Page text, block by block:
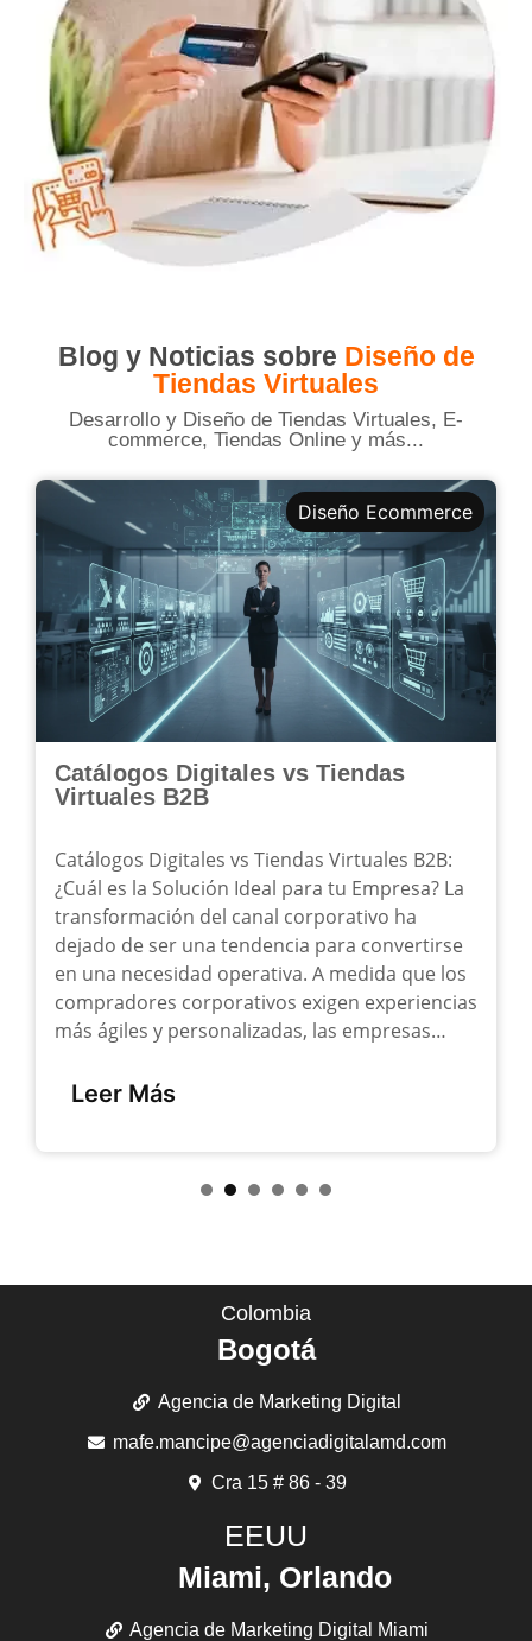
Blog y Noticias sobre Diseño de
Tiendas Virtuales
Desarrollo y Diseño de Tiendas Virtuales, E-
commerce, Tiendas Online y más...
Diseño Ecommerce
Catálogos Digitales vs Tiendas
Virtuales B2B
Catálogos Digitales vs Tiendas Virtuales B2B:
¿Cuál es la Solución Ideal para tu Empresa? La
transformación del canal corporativo ha
dejado de ser una tendencia para convertirse
en una necesidad operativa. A medida que los
compradores corporativos exigen experiencias
más ágiles y personalizadas, las empresas…
Leer Más
Colombia
Bogotá
Agencia de Marketing Digital
mafe.mancipe@agenciadigitalamd.com
Cra 15 # 86 - 39
EEUU
Miami, Orlando
Agencia de Marketing Digital Miami